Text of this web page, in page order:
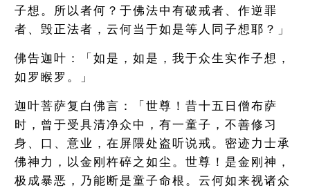
子想。所以者何？于佛法中有破戒者、作逆罪
者、毁正法者，云何当于如是等人同子想耶？」
佛告迦叶：「如是，如是，我于众生实作子想，
如罗睺罗。」
迦叶菩萨复白佛言：「世尊！昔十五日僧布萨
时，曾于受具清净众中，有一童子，不善修习
身、口、意业，在屏隈处盗听说戒。密迹力士承
佛神力，以金刚杵碎之如尘。世尊！是金刚神，
极成暴恶，乃能断是童子命根。云何如来视诸众